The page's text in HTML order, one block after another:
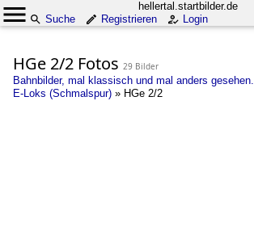
hellertal.startbilder.de
Suche
Registrieren Login
HGe 2/2 Fotos 29 Bilder
Bahnbilder, mal klassisch und mal anders gesehen.
E-Loks (Schmalspur) » HGe 2/2